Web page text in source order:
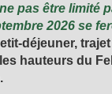
pas être limité
2026 se
déjeuner,
hauteurs du